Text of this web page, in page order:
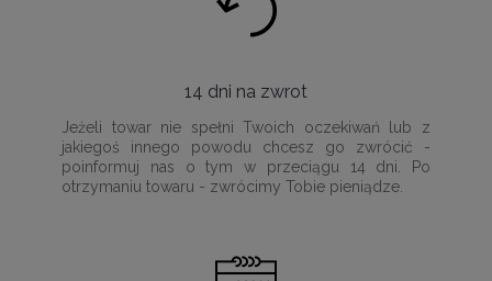
14 dni na zwrot
Jeżeli towar nie spełni Twoich oczekiwań lub z
jakiegoś innego powodu chcesz go zwrócić -
poinformuj nas o tym w przeciągu 14 dni. Po
otrzymaniu towaru - zwrócimy Tobie pieniądze.